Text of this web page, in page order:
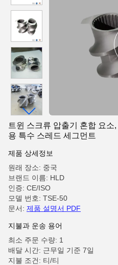
트윈 스크류 압출기 혼합 요
용 특수 스레드 세그먼트
제품 상세정보
원래 장소: 중국
브랜드 이름: HLD
인증: CE/ISO
모델 번호: TSE-50
문서: 제품 설명서 PDF
지불과 운송 용어
최소 주문 수량: 1
배달 시간: 근무일 기준 7일
지불 조건: 티/티